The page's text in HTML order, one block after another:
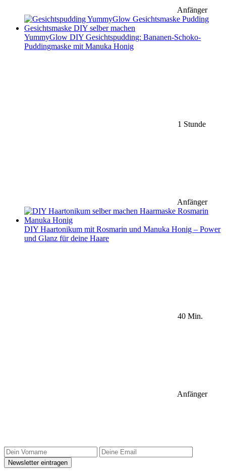
Anfänger
YummyGlow DIY Gesichtspudding: Bananen-Schoko-
Puddingmaske mit Manuka Honig
1 Stunde
Anfänger
DIY Haartonikum mit Rosmarin und Manuka Honig – Power
und Glanz für deine Haare
40 Min.
Anfänger